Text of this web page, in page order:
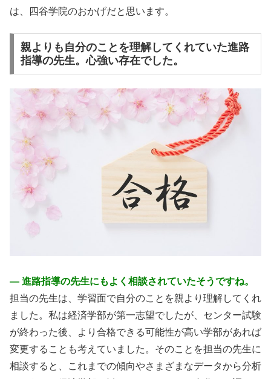
は、四谷学院のおかげだと思います。
親よりも自分のことを理解してくれていた進路
指導の先生。心強い存在でした。
― 進路指導の先生にもよく相談されていたそうですね。
担当の先生は、学習面で自分のことを親より理解してくれ
ました。私は経済学部が第一志望でしたが、センター試験
が終わった後、より合格できる可能性が高い学部があれば
変更することも考えていました。そのことを担当の先生に
相談すると、これまでの傾向やさまざまなデータから分析